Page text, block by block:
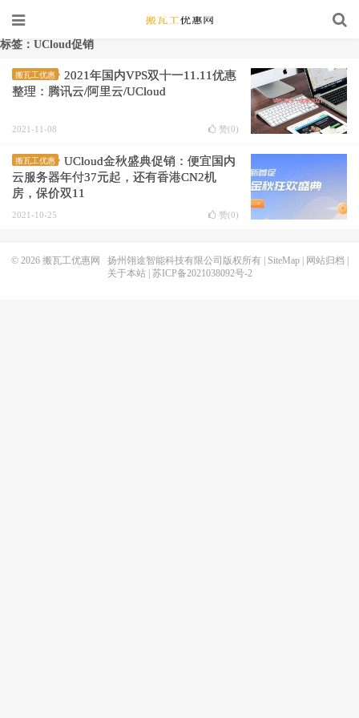
标签：UCloud促销
搬瓦工优惠
2021年国内VPS双十一11.11优惠
整理：腾讯云/阿里云/UCloud
2021-11-08 赞(0)
搬瓦工优惠
UCloud金秋盛典促销：便宜国内
云服务器年付37元起，还有香港CN2机
房，保价双11
2021-10-25 赞(0)
© 2026 搬瓦工优惠网 扬州翎途智能科技有限公司版权所有 | SiteMap| 网站归档
关于本站| 苏ICP备2021038092号-2